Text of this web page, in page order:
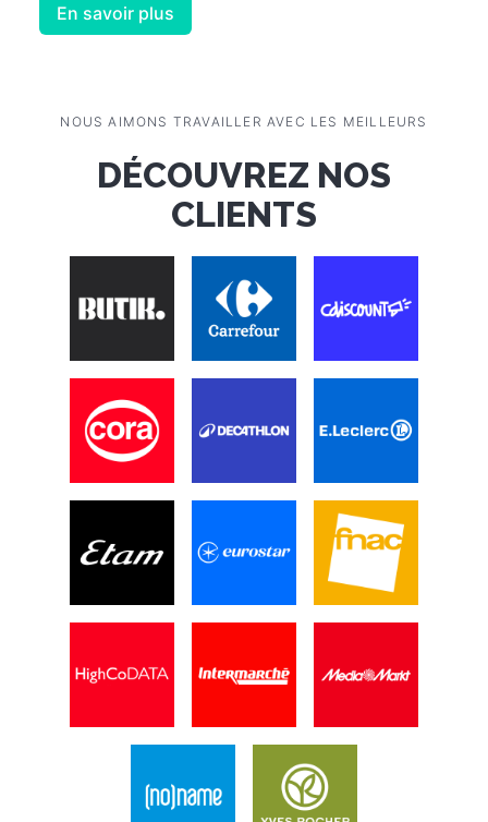
En savoir plus
NOUS AIMONS TRAVAILLER AVEC LES MEILLEURS
DÉCOUVREZ NOS
CLIENTS